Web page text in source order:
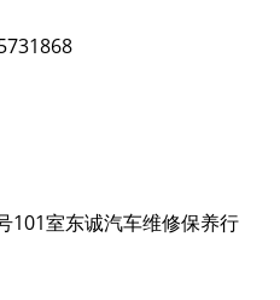
101室东诚汽车维修保养行